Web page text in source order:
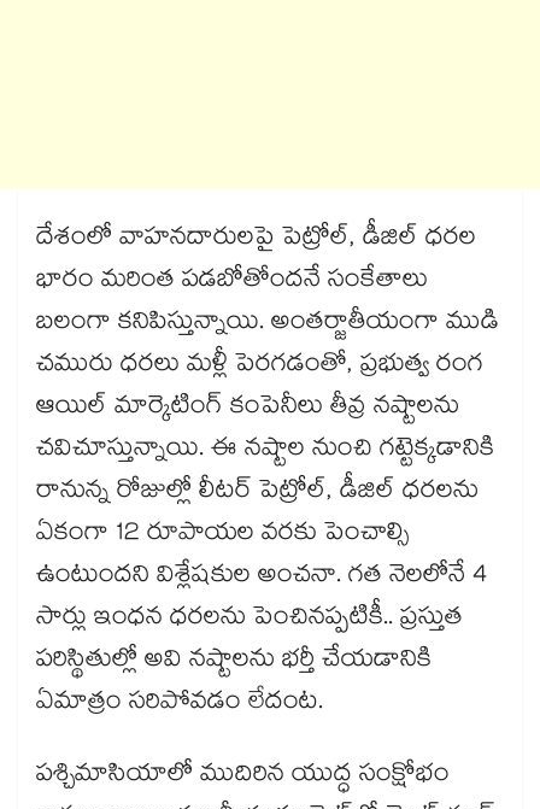
దేశంలో వాహనదారులపై పెట్రోల్, డీజిల్ ధరల
భారం మరింత పడబోతోందనే సంకేతాలు
బలంగా కనిపిస్తున్నాయి. అంతర్జాతీయంగా ముడి
చమురు ధరలు మళ్లీ పెరగడంతో, ప్రభుత్వ రంగ
ఆయిల్ మార్కెటింగ్ కంపెనీలు తీవ్ర నష్టాలను
చవిచూస్తున్నాయి. ఈ నష్టాల నుంచి గట్టెక్కడానికి
రానున్న రోజుల్లో లీటర్ పెట్రోల్, డీజిల్ ధరలను
ఏకంగా 12 రూపాయల వరకు పెంచాల్సి
ఉంటుందని విశ్లేషకుల అంచనా. గత నెలలోనే 4
సార్లు ఇంధన ధరలను పెంచినప్పటికీ.. ప్రస్తుత
పరిస్థితుల్లో అవి నష్టాలను భర్తీ చేయడానికి
ఏమాత్రం సరిపోవడం లేదంట.
పశ్చిమాసియాలో ముదిరిన యుద్ధ సంక్షోభం